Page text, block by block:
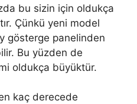
bu sizin için oldukça
Çünkü yeni model
gösterge panelinden
Bu yüzden de
oldukça büyüktür.
kaç derecede